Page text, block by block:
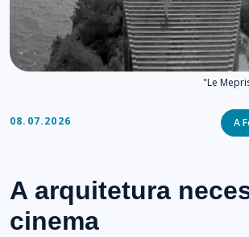
"Le
08.07.2026 A
A arquitetura
cinema